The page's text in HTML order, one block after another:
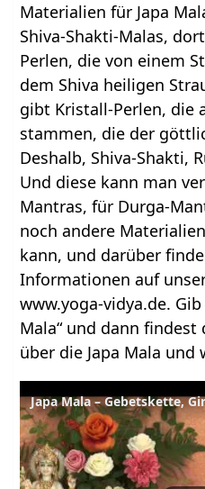
Materialien für Japa
Shiva-Shakti-Malas,
Perlen, die von einem
dem Shiva heiligen
gibt Kristall-Perlen, die
stammen, die der
Deshalb, Shiva-Shakti,
Und diese kann man
Mantras, für Durga-
noch andere
kann, und darüber
Informationen auf
www.yoga-vidya.de.
Mala“ und dann
über die Japa Mala und